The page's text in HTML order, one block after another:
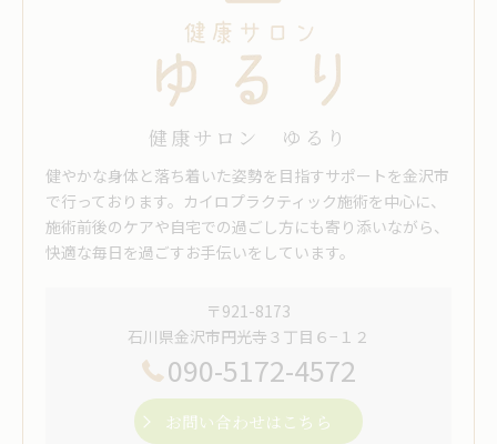
健康サロン ゆるり
健やかな身体と落ち着いた姿勢を目指すサポートを金沢市
で行っております。カイロプラクティック施術を中心に、
施術前後のケアや自宅での過ごし方にも寄り添いながら、
快適な毎日を過ごすお手伝いをしています。
〒921-8173
石川県金沢市円光寺３丁目６−１２
090-5172-4572
お問い合わせはこちら